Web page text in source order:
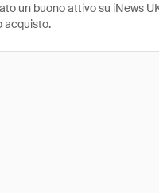
un buono attivo su iNews
acquisto.